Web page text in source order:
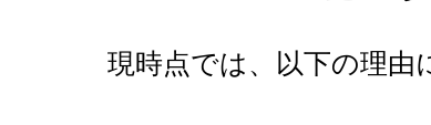
現時点では、以下の理由